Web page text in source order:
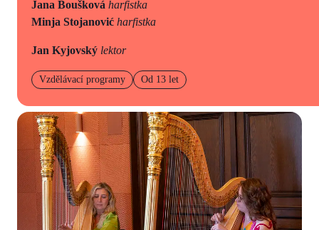
Jana Boušková harfistka
Minja Stojanović harfistka
Jan Kyjovský lektor
Vzdělávací programy Od 13 let